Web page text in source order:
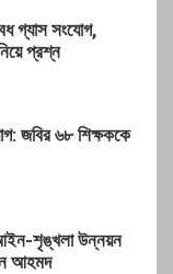
গ্যাস সংযোগ,
প্রশ্ন
জবির ৬৮ শিক্ষককে
আইন-শৃঙ্খলা উন্নয়ন
আহমদ